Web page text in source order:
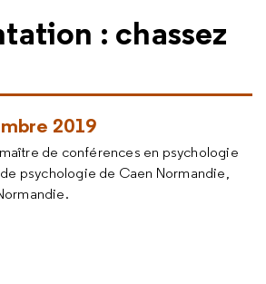
: chassez
2019
de conférences en psychologie
psychologie de Caen Normandie,